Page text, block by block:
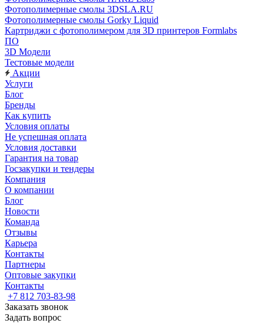
Фотополимерные смолы 3DSLA.RU
Фотополимерные смолы Gorky Liquid
Картриджи с фотополимером для 3D принтеров Formlabs
ПО
3D Модели
Тестовые модели
Акции
Услуги
Блог
Бренды
Как купить
Условия оплаты
Не успешная оплата
Условия доставки
Гарантия на товар
Госзакупки и тендеры
Компания
О компании
Блог
Новости
Команда
Отзывы
Карьера
Контакты
Партнеры
Оптовые закупки
Контакты
+7 812 703-83-98
Заказать звонок
Задать вопрос